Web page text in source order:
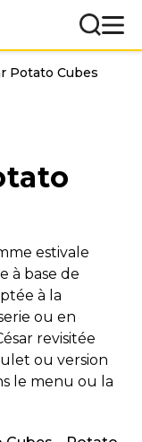
Potato Cubes
estivale
à base de
à la
ou en
revisitée
ou version
le menu ou la